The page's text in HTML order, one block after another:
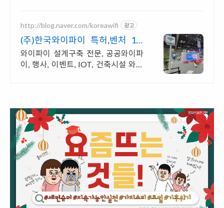
http://blog.naver.com/koreawifi 광고
(주)한국와이파이 특허,벤처 1:1
맞춤 상담 및 견적
와이파이 설계구축 전문, 공공와이파
이, 행사, 이벤트, IOT, 건축시설 와이